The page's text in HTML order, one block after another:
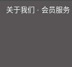
关于我们 · 会员服务